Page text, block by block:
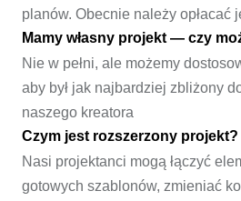
planów. Obecnie należy opłacać
Mamy własny projekt — czy
Nie w pełni, ale możemy
aby był jak najbardziej zbliżony
naszego kreatora
Czym jest rozszerzony projekt?
Nasi projektanci mogą łączyć
gotowych szablonów, zmieniać